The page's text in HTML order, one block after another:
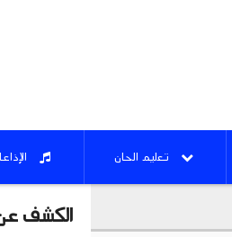
تعليم الحان
الكشف